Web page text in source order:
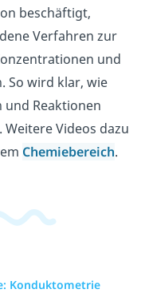
beschäftigt,
Verfahren zur
und
So wird klar, wie
und Reaktionen
Videos dazu
Chemiebereich.
Konduktometrie